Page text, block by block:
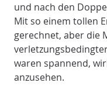
und nach den
Mit so einem tollen
gerechnet, aber die
waren spannend,
anzusehen.